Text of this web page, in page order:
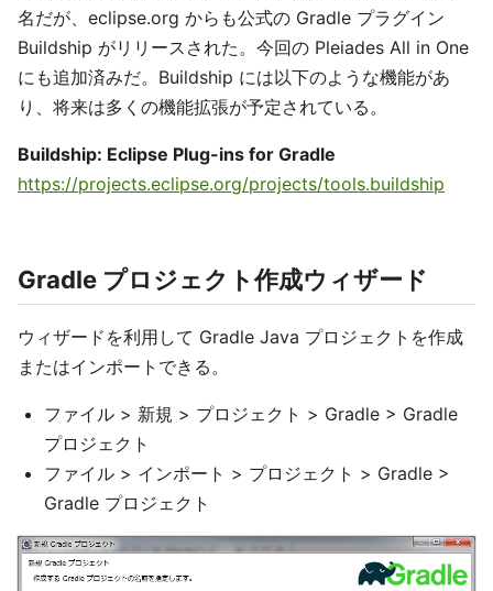
名だが、eclipse.org からも公式の Gradle プラグイン
Buildship がリリースされた。今回の Pleiades All in One
にも追加済みだ。Buildship には以下のような機能があ
り、将来は多くの機能拡張が予定されている。
Buildship: Eclipse Plug-ins for Gradle
https://projects.eclipse.org/projects/tools.buildship
Gradle プロジェクト作成ウィザード
ウィザードを利用して Gradle Java プロジェクトを作成
またはインポートできる。
ファイル > 新規 > プロジェクト > Gradle > Gradle
プロジェクト
ファイル > インポート > プロジェクト > Gradle >
Gradle プロジェクト